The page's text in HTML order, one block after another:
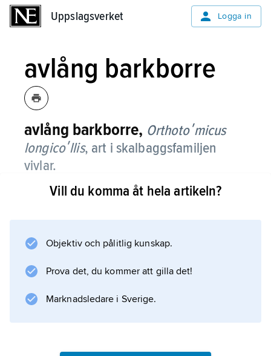
Uppslagsverket Logga in
avlång barkborre
avlång barkborre, Orthotoʹmicus
longi­coʹllis, art i skalbaggsfamiljen
vivlar.
Den lever i och under barken på nyligen döda
Information om artikeln
Vill du komma åt hela artikeln?
Objektiv och pålitlig kunskap.
Prova det, du kommer att gilla det!
Marknadsledare i Sverige.